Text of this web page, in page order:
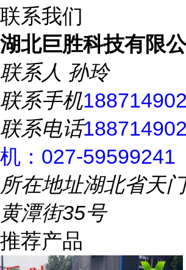
联系我们
湖北巨胜科技有限
联系人 孙玲
联系手机
联系电话
机：027-59599241
所在地址湖北省天
黄潭街35号
推荐产品